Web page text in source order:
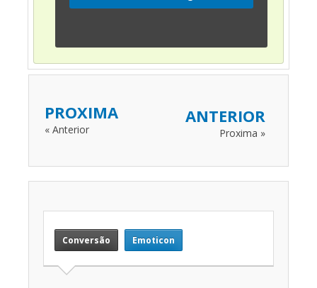
PROXIMA
« Anterior
ANTERIOR
Proxima »
Conversão Emoticon